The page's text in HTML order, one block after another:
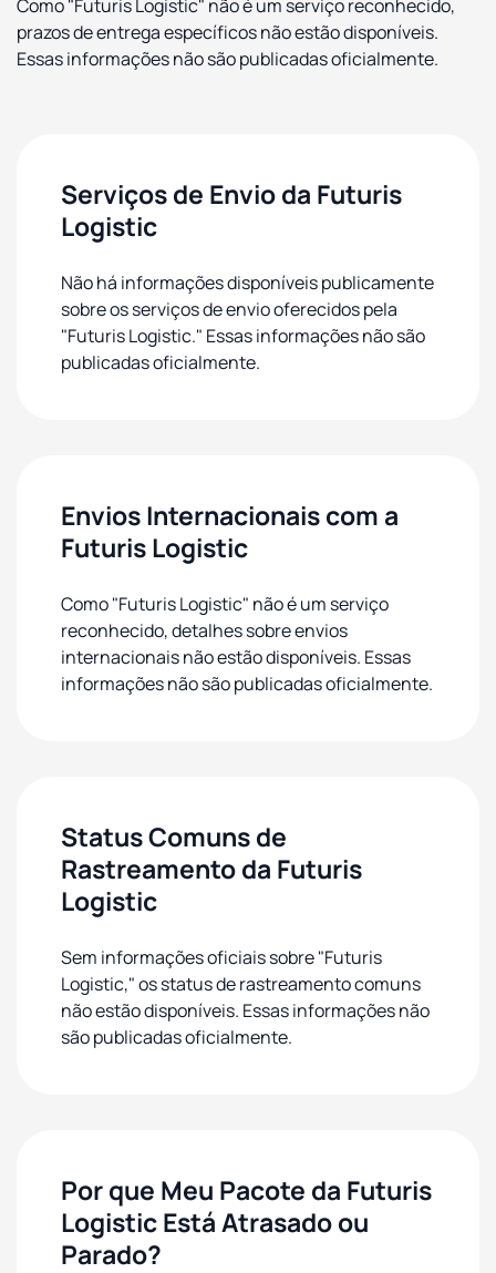
Como "Futuris Logistic" não é um serviço reconhecido,
prazos de entrega específicos não estão disponíveis.
Essas informações não são publicadas oficialmente.
Serviços de Envio da Futuris
Logistic
Não há informações disponíveis publicamente
sobre os serviços de envio oferecidos pela
"Futuris Logistic." Essas informações não são
publicadas oficialmente.
Envios Internacionais com a
Futuris Logistic
Como "Futuris Logistic" não é um serviço
reconhecido, detalhes sobre envios
internacionais não estão disponíveis. Essas
informações não são publicadas oficialmente.
Status Comuns de
Rastreamento da Futuris
Logistic
Sem informações oficiais sobre "Futuris
Logistic," os status de rastreamento comuns
não estão disponíveis. Essas informações não
são publicadas oficialmente.
Por que Meu Pacote da Futuris
Logistic Está Atrasado ou
Parado?